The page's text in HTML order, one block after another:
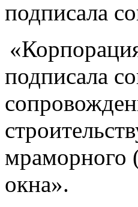
подписала
подписала
мраморного
окна».